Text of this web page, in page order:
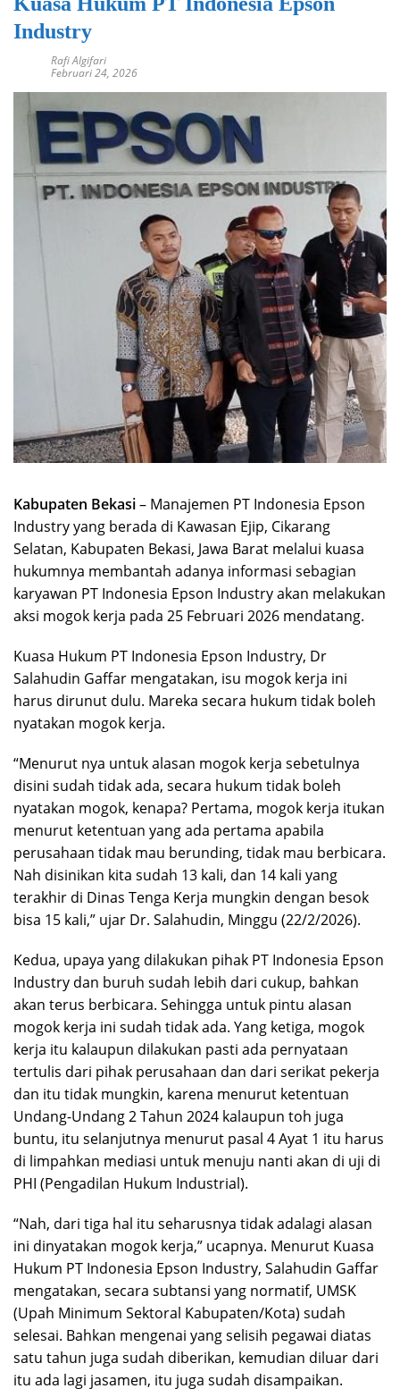
Industry
Rafi Algifari
Februari 24, 2026
Kabupaten Bekasi– Manajemen PT Indonesia Epson
Industry yang berada di Kawasan Ejip, Cikarang
Selatan, Kabupaten Bekasi, Jawa Barat melalui kuasa
hukumnya membantah adanya informasi sebagian
karyawan PT Indonesia Epson Industry akan melakukan
aksi mogok kerja pada 25 Februari 2026 mendatang.
Kuasa Hukum PT Indonesia Epson Industry, Dr
Salahudin Gaffar mengatakan, isu mogok kerja ini
harus dirunut dulu. Mareka secara hukum tidak boleh
nyatakan mogok kerja.
“Menurut nya untuk alasan mogok kerja sebetulnya
disini sudah tidak ada, secara hukum tidak boleh
nyatakan mogok, kenapa? Pertama, mogok kerja itukan
menurut ketentuan yang ada pertama apabila
perusahaan tidak mau berunding, tidak mau berbicara.
Nah disinikan kita sudah 13 kali, dan 14 kali yang
terakhir di Dinas Tenga Kerja mungkin dengan besok
bisa 15 kali,” ujar Dr. Salahudin, Minggu (22/2/2026).
Kedua, upaya yang dilakukan pihak PT Indonesia Epson
Industry dan buruh sudah lebih dari cukup, bahkan
akan terus berbicara. Sehingga untuk pintu alasan
mogok kerja ini sudah tidak ada. Yang ketiga, mogok
kerja itu kalaupun dilakukan pasti ada pernyataan
tertulis dari pihak perusahaan dan dari serikat pekerja
dan itu tidak mungkin, karena menurut ketentuan
Undang-Undang 2 Tahun 2024 kalaupun toh juga
buntu, itu selanjutnya menurut pasal 4 Ayat 1 itu harus
di limpahkan mediasi untuk menuju nanti akan di uji di
PHI (Pengadilan Hukum Industrial).
“Nah, dari tiga hal itu seharusnya tidak adalagi alasan
ini dinyatakan mogok kerja,” ucapnya. Menurut Kuasa
Hukum PT Indonesia Epson Industry, Salahudin Gaffar
mengatakan, secara subtansi yang normatif, UMSK
(Upah Minimum Sektoral Kabupaten/Kota) sudah
selesai. Bahkan mengenai yang selisih pegawai diatas
satu tahun juga sudah diberikan, kemudian diluar dari
itu ada lagi jasamen, itu juga sudah disampaikan.